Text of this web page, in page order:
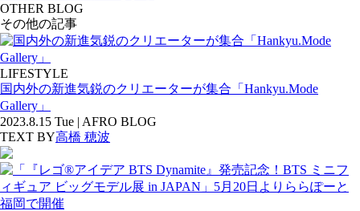
OTHER BLOG
その他の記事
LIFESTYLE
国内外の新進気鋭のクリエーターが集合「Hankyu.Mode
Gallery」
2023.8.15 Tue | AFRO BLOG
TEXT BY高橋 穂波